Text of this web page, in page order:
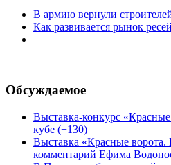
В армию вернули
Как развивается рынок
Обсуждаемое
Выставка-конкурс
кубе (+130)
Выставка «Красные ворота.
комментарий Ефима